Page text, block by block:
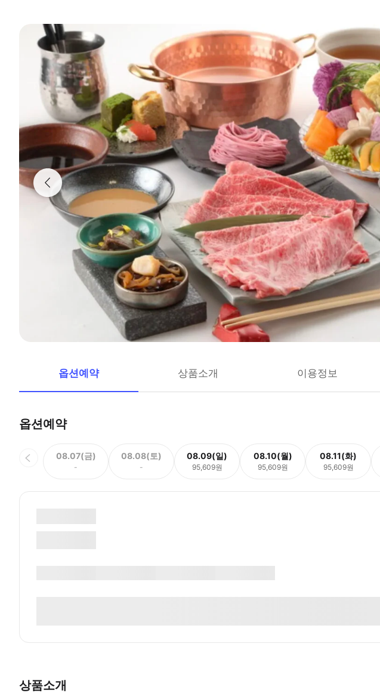
옵션예약 상품소개 이용정보
옵션예약
08.07(금)
-
08.08(토)
-
08.09(일)
95,609원
08.10(월)
95,609원
08.11(화)
95,609원
상품소개